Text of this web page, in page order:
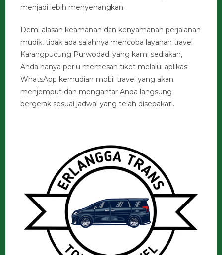
menjadi lebih menyenangkan.
Demi alasan keamanan dan kenyamanan perjalanan
mudik, tidak ada salahnya mencoba layanan travel
Karangpucung Purwodadi yang kami sediakan,
Anda hanya perlu memesan tiket melalui aplikasi
WhatsApp kemudian mobil travel yang akan
menjemput dan mengantar Anda langsung
bergerak sesuai jadwal yang telah disepakati.